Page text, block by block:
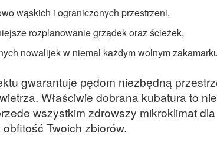
wąskich i ograniczonych przestrzeni,
rozplanowanie grządek oraz ścieżek,
nowalijek w niemal każdym wolnym
gwarantuje pędom niezbędną
Właściwie dobrana kubatura to
wszystkim zdrowszy mikroklimat
Twoich zbiorów.